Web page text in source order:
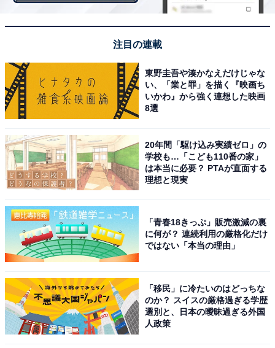
憧れてしまうお姉さんです（44歳女性）」など、等身大
さらに、「年上女性の魅力と年下男性の魅力がすごく伝
わってとても素敵なドラマだった（30歳女性）」「ラブ
ストーリーだが、すこしブラックな要素もあり、自分が
が綺麗でとても良かった（31歳女性）」「年下彼氏に愛
されて夢のあるストーリーだった（40歳女性）」など、
年下男性との恋愛しているかのような気持ちになれたと
注目の連載
東野圭吾や湊かなえだけじゃな
い、「業と罪」を描く『映画ち
いかわ』から強く連想した映画
8選
20年間「駆け込み実績ゼロ」の
学校も…「こども110番の家」
は本当に必要？ PTAが直面する
理想と現実
「青春18きっぷ」販売激減の裏
に何が？ 連続利用の厳格化だけ
ではない「本当の理由」
「移民」に冷たいのはどっちな
のか？ スイスの厳格過ぎる学歴
選別と、日本の曖昧過ぎる外国
人政策